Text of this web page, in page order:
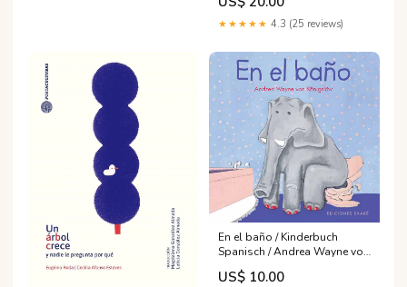
Laura Wittner
★★★★★ 4.3 (25 reviews)
En el baño / Kinderbuch
Spanisch / Andrea Wayne von
Königslöw Lokomotive
US$ 10.00